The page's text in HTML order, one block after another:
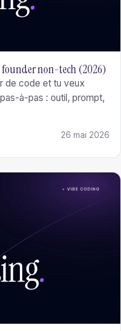
founder non-tech (2026)
de code et tu veux
à-pas : outil, prompt,
26 mai 2026